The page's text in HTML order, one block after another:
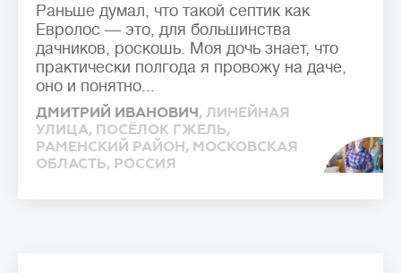
Раньше думал, что такой септик как
Евролос — это, для большинства
дачников, роскошь. Моя дочь знает, что
практически полгода я провожу на даче,
оно и понятно...
ДМИТРИЙ ИВАНОВИЧ, ЛИНЕЙНАЯ
УЛИЦА, ПОСЁЛОК ГЖЕЛЬ,
РАМЕНСКИЙ РАЙОН, МОСКОВСКАЯ
ОБЛАСТЬ, РОССИЯ